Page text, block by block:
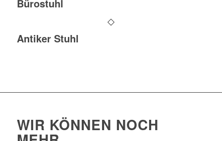
Bürostuhl
Antiker Stuhl
WIR KÖNNEN NOCH